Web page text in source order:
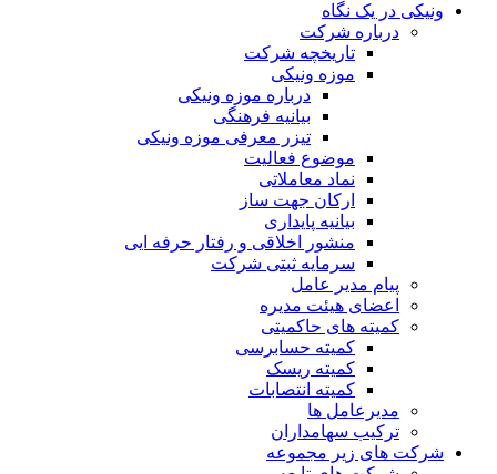
ونیکی در یک نگاه
درباره شرکت
تاریخچه شرکت
موزه ونیکی
درباره موزه ونیکی
بیانیه فرهنگی
تیزر معرفی موزه ونیکی
موضوع فعالیت
نماد معاملاتی
ارکان جهت ساز
بیانیه پایداری
منشور اخلاقی و رفتار حرفه ایی
سرمایه ثبتی شرکت
پیام مدیر عامل
اعضای هیئت مدیره
کمیته های حاکمیتی
کمیته حسابرسی
کمیته ریسک
کمیته انتصابات
مدیرعامل ها
ترکیب سهامداران
شرکت های زیر مجموعه